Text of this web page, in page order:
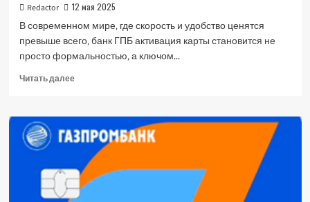
Redactor
12 мая 2025
В современном мире‚ где скорость и удобство ценятся
превыше всего‚ банк ГПБ активация карты становится не
просто формальностью‚ а ключом...
Читать далееПрочитать
Банк
ГПБ
активация
карты